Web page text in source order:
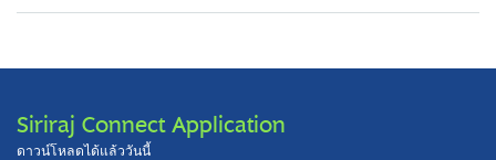
Siriraj Connect Application
ดาวน์โหลดได้แล้ววันนี้